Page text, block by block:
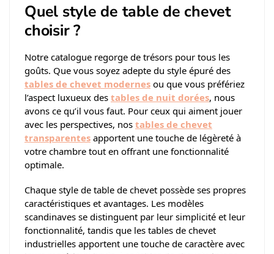
Quel style de table de chevet
choisir ?
Notre catalogue regorge de trésors pour tous les
goûts. Que vous soyez adepte du style épuré des
tables de chevet modernes ou que vous préfériez
l’aspect luxueux des tables de nuit dorées, nous
avons ce qu’il vous faut. Pour ceux qui aiment jouer
avec les perspectives, nos tables de chevet
transparentes apportent une touche de légèreté à
votre chambre tout en offrant une fonctionnalité
optimale.
Chaque style de table de chevet possède ses propres
caractéristiques et avantages. Les modèles
scandinaves se distinguent par leur simplicité et leur
fonctionnalité, tandis que les tables de chevet
industrielles apportent une touche de caractère avec